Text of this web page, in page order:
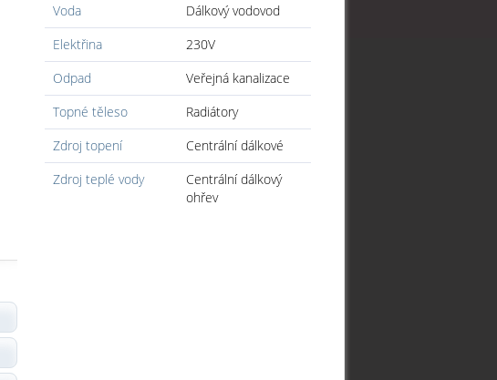
Voda
Dálkový vodovod
Elektřina
230V
Odpad
Veřejná kanalizace
Topné těleso
Radiátory
Zdroj topení
Centrální dálkové
Zdroj teplé vody
Centrální dálkový
ohřev